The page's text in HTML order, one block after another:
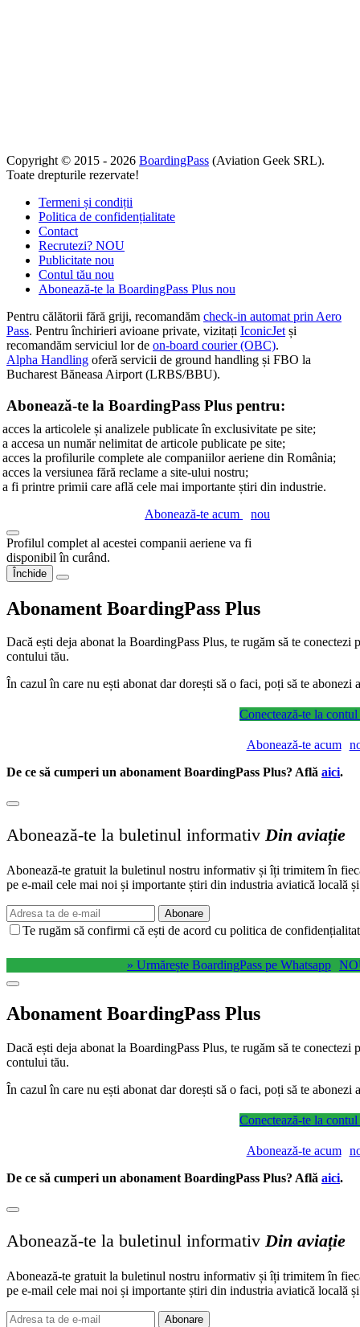
Copyright © 2015 - 2026 BoardingPass (Aviation Geek SRL).
Toate drepturile rezervate!
Termeni și condiții
Politica de confidențialitate
Contact
Recrutezi? NOU
Publicitate nou
Contul tău nou
Abonează-te la BoardingPass Plus nou
Pentru călătorii fără griji, recomandăm check-in automat prin Aero
Pass. Pentru închirieri avioane private, vizitați IconicJet și
recomandăm serviciul lor de on-board courier (OBC).
Alpha Handling oferă servicii de ground handling și FBO la
Bucharest Băneasa Airport (LRBS/BBU).
Abonează-te la BoardingPass Plus pentru:
acces la articolele și analizele publicate în exclusivitate pe site;
a accesa un număr nelimitat de articole publicate pe site;
acces la profilurile complete ale companiilor aeriene din România;
acces la versiunea fără reclame a site-ului nostru;
a fi printre primii care află cele mai importante știri din industrie.
Abonează-te acum
nou
Profilul complet al acestei companii aeriene va fi
disponibil în curând.
Închide
Abonament BoardingPass Plus
Dacă ești deja abonat la BoardingPass Plus, te rugăm să te
contului tău.
În cazul în care nu ești abonat dar dorești să o faci, poți să te
Conectează-te la contul
Abonează-te acum
De ce să cumperi un abonament BoardingPass Plus? Află aici.
Abonează-te la buletinul informativ Din aviație
Abonează-te gratuit la buletinul nostru informativ și îți trimitem în
pe e-mail cele mai noi și importante știri din industria aviatică locală
Abonare
Te rugăm să confirmi că ești de acord cu politica de
» Urmărește BoardingPass pe Whatsapp
Abonament BoardingPass Plus
Dacă ești deja abonat la BoardingPass Plus, te rugăm să te
contului tău.
În cazul în care nu ești abonat dar dorești să o faci, poți să te
Conectează-te la contul
Abonează-te acum
De ce să cumperi un abonament BoardingPass Plus? Află aici.
Abonează-te la buletinul informativ Din aviație
Abonează-te gratuit la buletinul nostru informativ și îți trimitem în
pe e-mail cele mai noi și importante știri din industria aviatică locală
Abonare